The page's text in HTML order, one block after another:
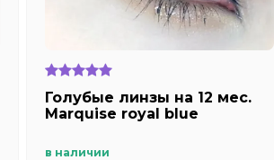
Голубые линзы на 12 мес.
Marquise royal blue
в наличии